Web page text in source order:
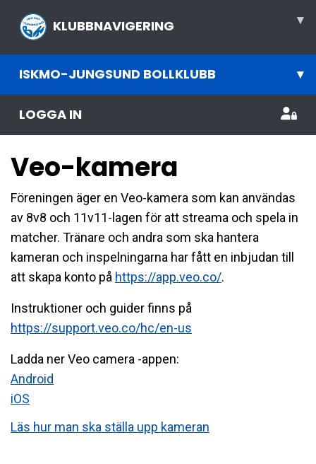
KLUBBNAVIGERING ▾
ISKMO-JUNGSUND BOLLKLUBB ▾
LOGGA IN
Veo-kamera
Föreningen äger en Veo-kamera som kan användas
av 8v8 och 11v11-lagen för att streama och spela in
matcher. Tränare och andra som ska hantera
kameran och inspelningarna har fått en inbjudan till
att skapa konto på https://app.veo.co/.
Instruktioner och guider finns på
https://support.veo.co/hc/en-us
Ladda ner Veo camera -appen:
Android
iOS
Läs hur man ska ställa upp kameran